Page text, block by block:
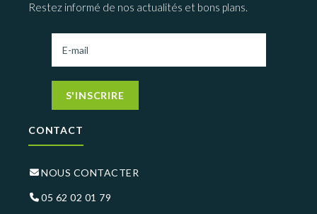
Restez informé de nos actualités et bons plans.
S'INSCRIRE
CONTACT
NOUS CONTACTER
05 62 02 01 79